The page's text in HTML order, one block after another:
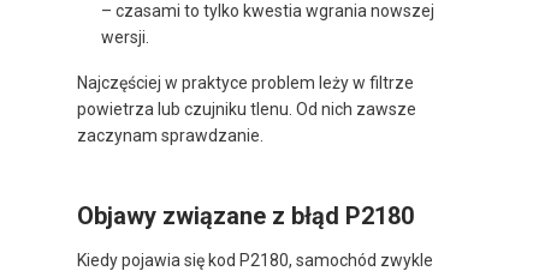
– czasami to tylko kwestia wgrania nowszej
wersji.
Najczęściej w praktyce problem leży w filtrze
powietrza lub czujniku tlenu. Od nich zawsze
zaczynam sprawdzanie.
Objawy związane z błąd P2180
Kiedy pojawia się kod P2180, samochód zwykle